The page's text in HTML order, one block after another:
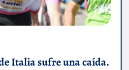
Italia sufre una caída.